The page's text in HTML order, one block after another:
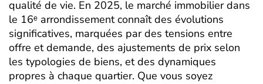
qualité de vie. En 2025, le marché immobilier dans
le 16ᵉ arrondissement connaît des évolutions
significatives, marquées par des tensions entre
offre et demande, des ajustements de prix selon
les typologies de biens, et des dynamiques
propres à chaque quartier. Que vous soyez